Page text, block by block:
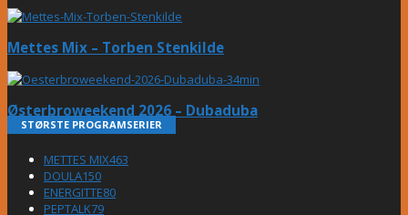
Mettes Mix – Torben Stenkilde
Østerbroweekend 2026 – Dubaduba
STØRSTE PROGRAMSERIER
METTES MIX463
DOULA150
ENERGITTE80
PEPTALK79